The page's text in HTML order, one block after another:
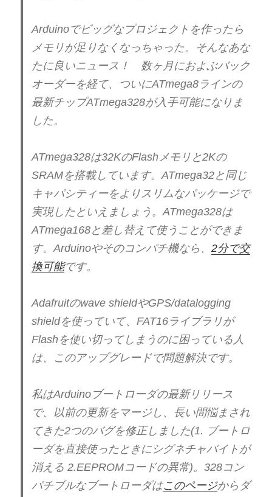
Arduinoでビッグなプロジェクトを作ったら
メモリが足りなくなっちゃった。そんなあな
たに良いニュース！ 数ヶ月におよぶバック
オーダーを経て、ついにATmega8ラインの
最新チップATmega328が入手可能になりま
した。
ATmega328は32KのFlashメモリと2Kの
SRAMを搭載しています。ATmega32と同じ
キャパシティーをよりスリムなパッケージで
実現したといえましょう。ATmega328は
ATmega168と差し替えて使うことができま
す。Arduinoやそのコンパチ機なら、2分で交
換可能です。
Adafruitのwave shieldやGPS/datalogging
shieldを使っていて、FAT16ライブラリが
Flashを使い切ってしまうのに困っている人
は、このアップグレードで問題解決です。
私はArduinoブートローダの最新リリース
で、以前の更新をマージし、長い間悩まされ
てきた2つのバグを修正しました(1. ブートロ
ーダを直接使ったときにシグネチャバイトが
消える 2.EEPROMコードの異常)。328コン
パチブルなブートローダはこのページからダ